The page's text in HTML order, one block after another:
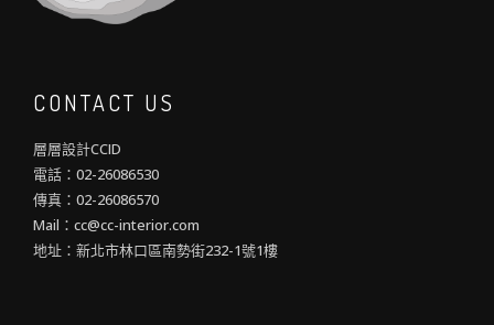
CONTACT US
層層設計CCID
電話：02-26086530
傳真：02-26086570
Mail：cc@cc-interior.com
地址：新北市林口區南勢街232-1號1樓